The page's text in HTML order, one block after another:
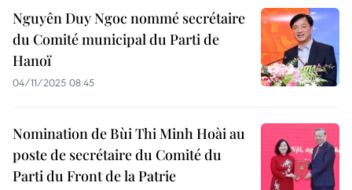
Nguyên Duy Ngoc nommé secrétaire
du Comité municipal du Parti de
Hanoï
04/11/2025 08:45
Nomination de Bùi Thi Minh Hoài au
poste de secrétaire du Comité du
Parti du Front de la Patrie